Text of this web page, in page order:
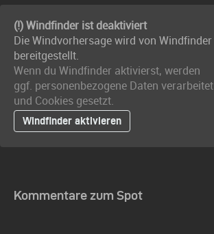
(!) Windfinder ist deaktiviert
Die Windvorhersage wird von Windfinder
bereitgestellt.
Wenn du Windfinder aktivierst, werden
ggf. personenbezogene Daten verarbeitet
und Cookies gesetzt.
Windfinder aktivieren
Kommentare zum Spot